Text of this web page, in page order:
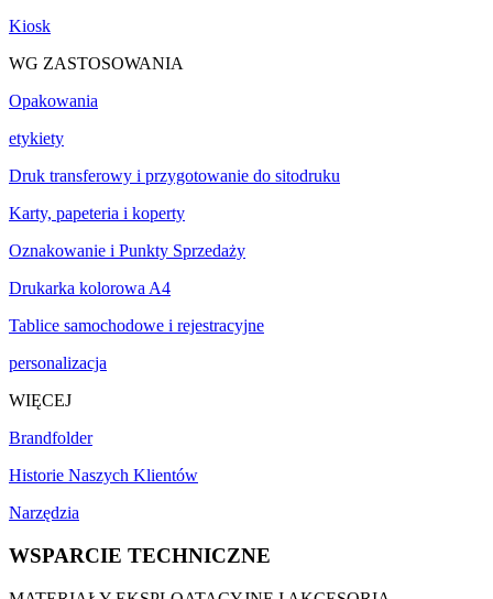
Kiosk
WG ZASTOSOWANIA
Opakowania
etykiety
Druk transferowy i przygotowanie do sitodruku
Karty, papeteria i koperty
Oznakowanie i Punkty Sprzedaży
Drukarka kolorowa A4
Tablice samochodowe i rejestracyjne
personalizacja
WIĘCEJ
Brandfolder
Historie Naszych Klientów
Narzędzia
WSPARCIE TECHNICZNE